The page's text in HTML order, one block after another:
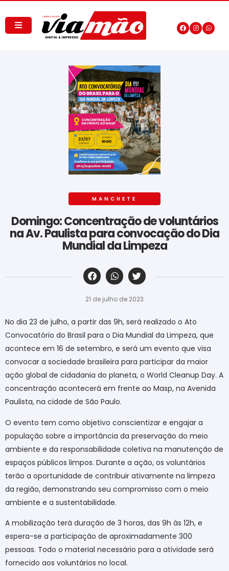
MANCHETE
Domingo: Concentração de voluntários
na Av. Paulista para convocação do Dia
Mundial da Limpeza
‎ ‎ ‎ ‎ ‎ ‎ ‎ ‎ ‎ ‎ ‎ ‎ ‎ ‎ ‎ ‎ ‎ ‎ ‎ ‎ ‎ ‎ ‎ ‎ ‎ ‎ ‎ ‎ ‎ ‎ ‎
21 de julho de 2023
No dia 23 de julho, a partir das 9h, será realizado o Ato
Convocatório do Brasil para o Dia Mundial da Limpeza, que
acontece em 16 de setembro, e será um evento que visa
convocar a sociedade brasileira para participar da maior
ação global de cidadania do planeta, o World Cleanup Day. A
concentração acontecerá em frente ao Masp, na Avenida
Paulista, na cidade de São Paulo.
O evento tem como objetivo conscientizar e engajar a
população sobre a importância da preservação do meio
ambiente e da responsabilidade coletiva na manutenção de
espaços públicos limpos. Durante a ação, os voluntários
terão a oportunidade de contribuir ativamente na limpeza
da região, demonstrando seu compromisso com o meio
ambiente e a sustentabilidade.
A mobilização terá duração de 3 horas, das 9h às 12h, e
espera-se a participação de aproximadamente 300
pessoas. Todo o material necessário para a atividade será
fornecido aos voluntários no local.